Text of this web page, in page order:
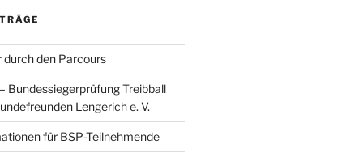
den Parcours
Bundessiegerprüfung Treibball
Lengerich e. V.
für BSP-Teilnehmende